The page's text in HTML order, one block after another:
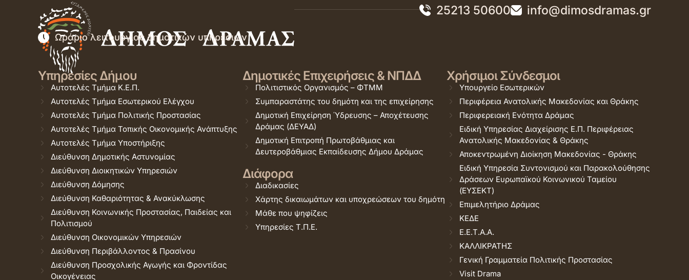
25213 50600 info@dimosdramas.gr
Ωράριο λειτουργίας δημοτικών υπηρεσιών
Υπηρεσίες Δήμου
Αυτοτελές Τμήμα Κ.Ε.Π.
Αυτοτελές Τμήμα Εσωτερικού Ελέγχου
Αυτοτελές Τμήμα Πολιτικής Προστασίας
Αυτοτελές Τμήμα Τοπικής Οικονομικής Ανάπτυξης
Αυτοτελές Τμήμα Υποστήριξης
Διεύθυνση Δημοτικής Αστυνομίας
Διεύθυνση Διοικητικών Υπηρεσιών
Διεύθυνση Δόμησης
Διεύθυνση Καθαριότητας & Ανακύκλωσης
Διεύθυνση Κοινωνικής Προστασίας, Παιδείας και
Πολιτισμού
Διεύθυνση Οικονομικών Υπηρεσιών
Διεύθυνση Περιβάλλοντος & Πρασίνου
Διεύθυνση Προσχολικής Αγωγής και Φροντίδας
Οικογένειας
Δημοτικές Επιχειρήσεις & ΝΠΔΔ
Πολιτιστικός Οργανισμός – ΦΤΜΜ
Συμπαραστάτης του δημότη και της επιχείρησης
Δημοτική Επιχείρηση Ύδρευσης – Αποχέτευσης
Δράμας (ΔΕΥΑΔ)
Δημοτική Επιτροπή Πρωτοβάθμιας και
Δευτεροβάθμιας Εκπαίδευσης Δήμου Δράμας
Διάφορα
Διαδικασίες
Χάρτης δικαιωμάτων και υποχρεώσεων του δημότη
Μάθε που ψηφίζεις
Υπηρεσίες Τ.Π.Ε.
Χρήσιμοι Σύνδεσμοι
Υπουργείο Εσωτερικών
Περιφέρεια Ανατολικής Μακεδονίας και Θράκης
Περιφερειακή Ενότητα Δράμας
Ειδική Υπηρεσίας Διαχείρισης Ε.Π. Περιφέρειας
Ανατολικής Μακεδονίας & Θράκης
Αποκεντρωμένη Διοίκηση Μακεδονίας - Θράκης
Ειδική Υπηρεσία Συντονισμού και Παρακολούθησης
Δράσεων Ευρωπαϊκού Κοινωνικού Ταμείου
(ΕΥΣΕΚΤ)
Επιμελητήριο Δράμας
ΚΕΔΕ
Ε.Ε.Τ.Α.Α.
ΚΑΛΛΙΚΡΑΤΗΣ
Γενική Γραμματεία Πολιτικής Προστασίας
Visit Drama